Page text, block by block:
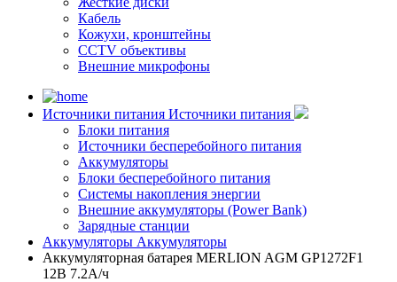
Кабель
Кожухи, кронштейны
CCTV объективы
Внешние микрофоны
Источники питания Источники питания
Блоки питания
Источники бесперебойного питания
Аккумуляторы
Блоки бесперебойного питания
Системы накопления энергии
Внешние аккумуляторы (Power Bank)
Зарядные станции
Аккумуляторы Аккумуляторы
Аккумуляторная батарея MERLION AGM GP1272F1
12В 7.2А/ч